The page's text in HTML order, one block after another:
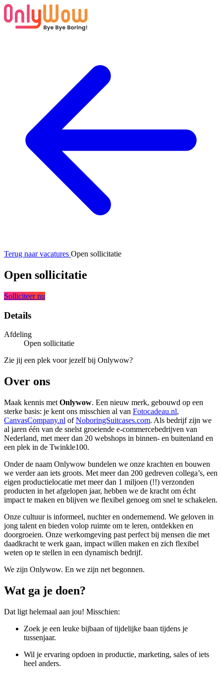
Terug naar vacatures Open sollicitatie
Open sollicitatie
Solliciteer nu
Details
Afdeling
Open sollicitatie
Zie jij een plek voor jezelf bij Onlywow?
Over ons
Maak kennis met Onlywow. Een nieuw merk, gebouwd op een
sterke basis: je kent ons misschien al van Fotocadeau.nl,
CanvasCompany.nl ofNoboringSuitcases.com. Als bedrijf zijn we
al jaren één van de snelst groeiende e-commercebedrijven van
Nederland, met meer dan 20 webshops in binnen- en buitenland en
een plek in de Twinkle100.
Onder de naam Onlywow bundelen we onze krachten en bouwen
we verder aan iets groots. Met meer dan 200 gedreven collega’s, een
eigen productielocatie met meer dan 1 miljoen (!!) verzonden
producten in het afgelopen jaar, hebben we de kracht om écht
impact te maken en blijven we flexibel genoeg om snel te schakelen.
Onze cultuur is informeel, nuchter en ondernemend. We geloven in
jong talent en bieden volop ruimte om te leren, ontdekken en
doorgroeien. Onze werkomgeving past perfect bij mensen die met
daadkracht te werk gaan, impact willen maken en zich flexibel
weten op te stellen in een dynamisch bedrijf.
We zijn Onlywow. En we zijn net begonnen.
Wat ga je doen?
Dat ligt helemaal aan jou! Misschien:
Zoek je een leuke bijbaan of tijdelijke baan tijdens je
tussenjaar.
Wil je ervaring opdoen in productie, marketing, sales of iets
heel anders.